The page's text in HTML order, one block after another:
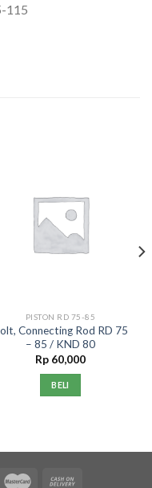
115
PISTON RD 75-85
Connecting Rod RD 75
– 85 / KND 80
Rp 60,000
BELI